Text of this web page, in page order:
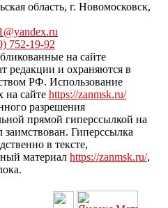
область, г. Новомосковск,
752-19-92
на сайте
редакции и охраняются в
РФ. Использование
на сайте https://zanmsk.ru/
разрешения
прямой гиперссылкой на
заимствован. Гиперссылка
в тексте,
материал https://zanmsk.ru/,